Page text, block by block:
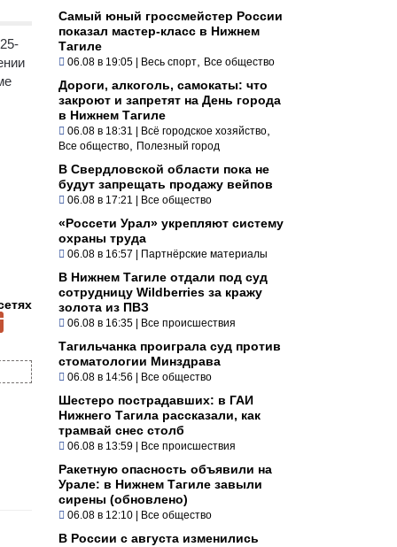
25-
Самый юный гроссмейстер России
показал мастер-класс в Нижнем
Тагиле
06.08 в 19:05 | Весь спорт Все общество
Дороги, алкоголь, самокаты: что
закроют и запретят на День города
в Нижнем Тагиле
06.08 в 18:31 | Всё городское хозяйство
Все общество Полезный город
В Свердловской области пока не
будут запрещать продажу вейпов
06.08 в 17:21 | Все общество
«Россети Урал» укрепляют систему
охраны труда
06.08 в 16:57 | Партнёрские материалы
В Нижнем Тагиле отдали под суд
сотрудницу Wildberries за кражу
золота из ПВЗ
06.08 в 16:35 | Все происшествия
Тагильчанка проиграла суд против
стоматологии Минздрава
06.08 в 14:56 | Все общество
Шестеро пострадавших: в ГАИ
Нижнего Тагила рассказали, как
трамвай снес столб
06.08 в 13:59 | Все происшествия
Ракетную опасность объявили на
Урале: в Нижнем Тагиле завыли
сирены (обновлено)
06.08 в 12:10 | Все общество
В России с августа изменились